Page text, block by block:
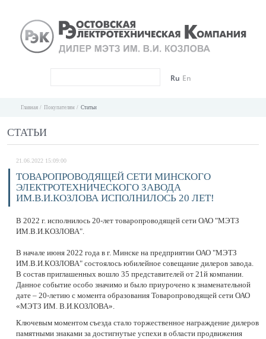
Ru En
Главная Покупателям Статьи
СТАТЬИ
21.06.2022 15:09:00
ТОВАРОПРОВОДЯЩЕЙ СЕТИ МИНСКОГО
ЭЛЕКТРОТЕХНИЧЕСКОГО ЗАВОДА
ИМ.В.И.КОЗЛОВА ИСПОЛНИЛОСЬ 20 ЛЕТ!
В 2022 г. исполнилось 20-лет товаропроводящей сети ОАО "МЭТЗ
ИМ.В.И.КОЗЛОВА".
В начале июня 2022 года в г. Минске на предприятии ОАО "МЭТЗ
ИМ.В.И.КОЗЛОВА" состоялось юбилейное совещание дилеров завода.
В состав приглашенных вошло 35 представителей от 21й компании.
Данное событие особо значимо и было приурочено к знаменательной
дате – 20-летию с момента образования Товаропроводящей сети ОАО
«МЭТЗ ИМ. В.И.КОЗЛОВА».
Ключевым моментом съезда стало торжественное награждение дилеров
памятными знаками за достигнутые успехи в области продвижения